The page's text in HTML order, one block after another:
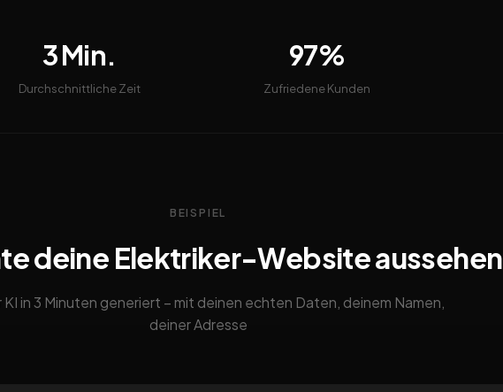
3 Min.
Durchschnittliche Zeit
97%
Zufriedene Kunden
BEISPIEL
deine Elektriker-Website aussehen
KI in 3 Minuten generiert – mit deinen echten Daten, deinem Namen,
deiner Adresse